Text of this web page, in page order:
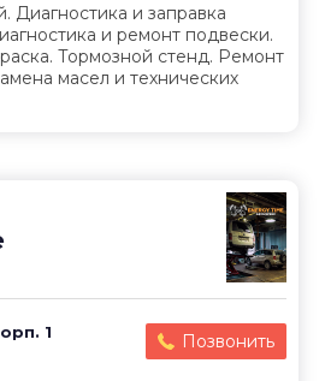
Диагностика и заправка
и ремонт подвески.
Тормозной стенд. Ремонт
масел и технических
1
Позвонить